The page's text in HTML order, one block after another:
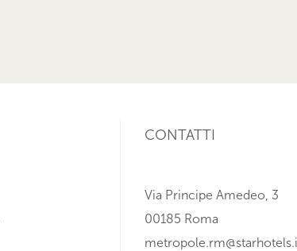
CONTATTI
Via Principe Amedeo, 3
00185 Roma